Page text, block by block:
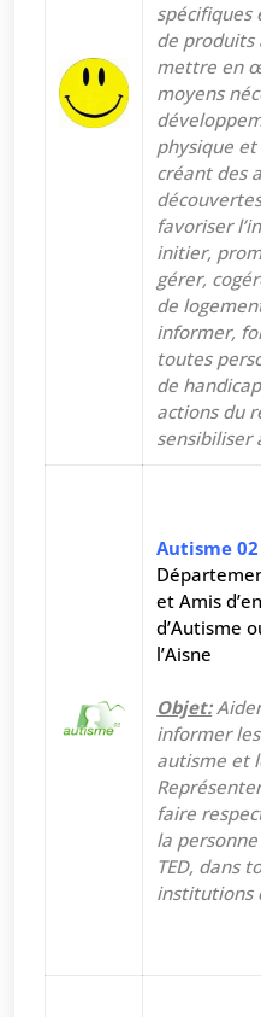
spécifiques
de produits
mettre en
moyens
physique
créant des
favoriser
initier,
gérer,
de
informer,
toutes
de
actions du
sensibiliser
Autisme
et Amis
d’Autisme
l’Aisne
Objet:
informer
autisme et
faire
la
TED, dans
institutions